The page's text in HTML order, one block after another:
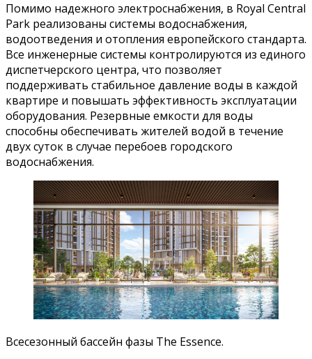
Помимо надежного электроснабжения, в Royal Central
Park реализованы системы водоснабжения,
водоотведения и отопления европейского стандарта.
Все инженерные системы контролируются из единого
диспетчерского центра, что позволяет
поддерживать стабильное давление воды в каждой
квартире и повышать эффективность эксплуатации
оборудования. Резервные емкости для воды
способны обеспечивать жителей водой в течение
двух суток в случае перебоев городского
водоснабжения.
Всесезонный бассейн фазы The Essence.